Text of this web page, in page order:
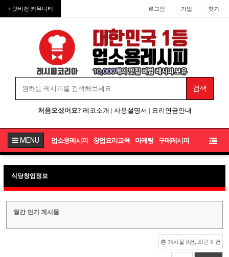
+ 맛비전 커뮤니티 로그인 가입 찾기
처음오셨어요? 레코소개 | 사용설명서 | 요리연금안내
MENU 업소용레시피 창업요리교육 마케팅 구매레시피
식당창업정보
월간 인기 게시물
총 게시물 0건, 최근 0 건